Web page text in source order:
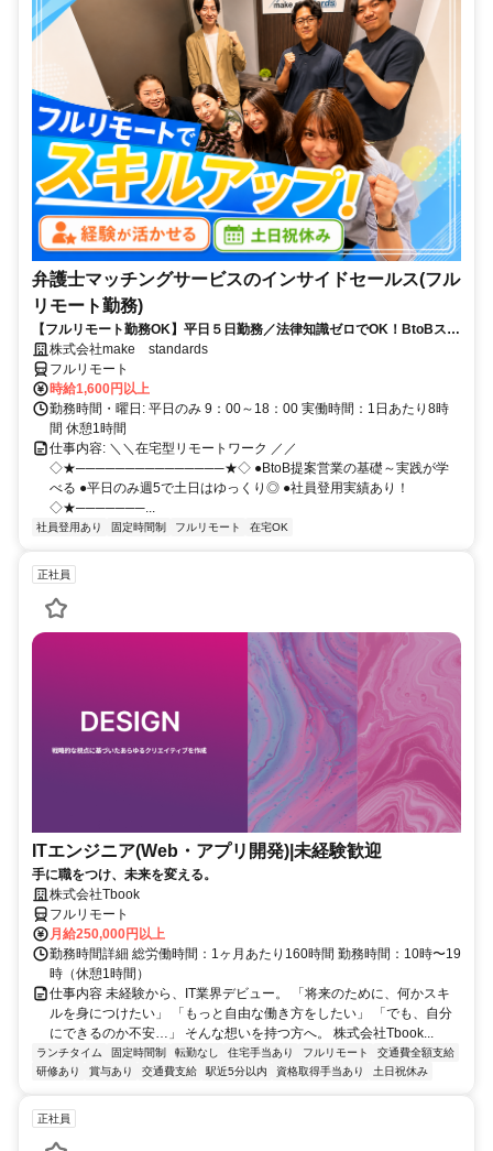
弁護士マッチングサービスのインサイドセールス(フル
リモート勤務)
【フルリモート勤務OK】平日５日勤務／法律知識ゼロでOK！BtoBスキ
ルが身につく営業職
株式会社make standards
フルリモート
時給1,600円以上
勤務時間・曜日: 平日のみ 9：00～18：00 実働時間：1日あたり8時
間 休憩1時間
仕事内容: ＼＼在宅型リモートワーク ／／
◇★───────────────★◇ ●BtoB提案営業の基礎～実践が学
べる ●平日のみ週5で土日はゆっくり◎ ●社員登用実績あり！
◇★───────...
社員登用あり 固定時間制 フルリモート 在宅OK
正社員
ITエンジニア(Web・アプリ開発)|未経験歓迎
手に職をつけ、未来を変える。
株式会社Tbook
フルリモート
月給250,000円以上
勤務時間詳細 総労働時間：1ヶ月あたり160時間 勤務時間：10時〜19
時（休憩1時間）
仕事内容 未経験から、IT業界デビュー。 「将来のために、何かスキ
ルを身につけたい」 「もっと自由な働き方をしたい」 「でも、自分
にできるのか不安…」 そんな想いを持つ方へ。 株式会社Tbook...
ランチタイム 固定時間制 転勤なし 住宅手当あり フルリモート
交通費全額支給
研修あり
賞与あり 交通費支給 駅近5分以内 資格取得手当あり 土日祝休み
正社員